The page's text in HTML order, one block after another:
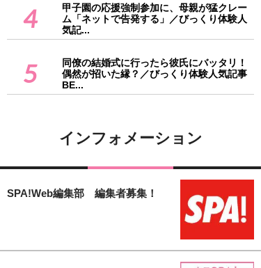
4
甲子園の応援強制参加に、母親が猛クレー
ム「ネットで告発する」／びっくり体験人
気記...
5
同僚の結婚式に行ったら彼氏にバッタリ！
偶然が招いた縁？／びっくり体験人気記事
BE...
インフォメーション
SPA!Web編集部 編集者募集！